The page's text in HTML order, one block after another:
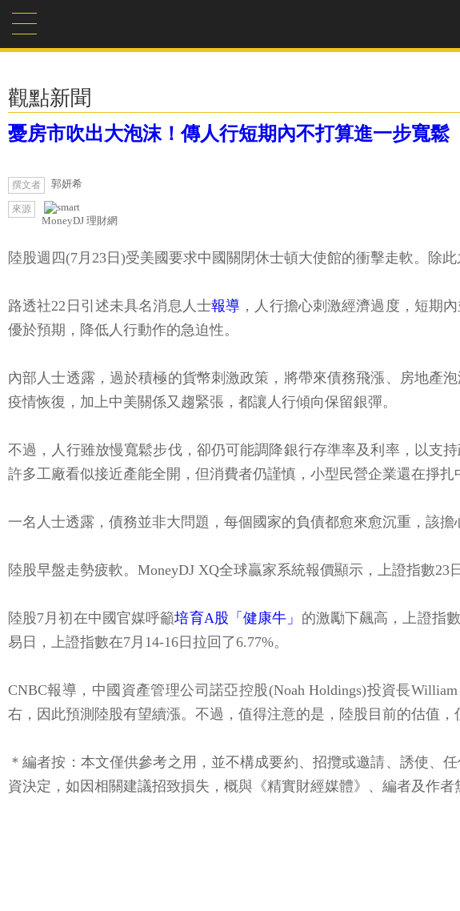
觀點新聞
憂房市吹出大泡沫！傳人行短期內不打算進一步寬鬆
撰文者 郭妍希
來源
MoneyDJ 理財網
陸股週四(7月23日)受美國要求中國關閉休士頓大使館的衝擊走軟。除
路透社22日引述未具名消息人士報導 ，人行擔心刺激經濟過度，短期
優於預期，降低人行動作的急迫性。
內部人士透露，過於積極的貨幣刺激政策，將帶來債務飛漲、房地產
疫情恢復，加上中美關係又趨緊張，都讓人行傾向保留銀彈。
不過，人行雖放慢寬鬆步伐，卻仍可能調降銀行存準率及利率，以支
許多工廠看似接近產能全開，但消費者仍謹慎，小型民營企業還在掙扎
一名人士透露，債務並非大問題，每個國家的負債都愈來愈沉重，該
陸股早盤走勢疲軟。MoneyDJ XQ全球贏家系統報價顯示，上證指數23
陸股7月初在中國官媒呼籲培育A股「健康牛」 的激勵下飆高，上證指
易日，上證指數在7月14-16日拉回了6.77%。
CNBC報導，中國資產管理公司諾亞控股(Noah Holdings)投資長
右，因此預測陸股有望續漲。不過，值得注意的是，陸股目前的估值，
＊編者按：本文僅供參考之用，並不構成要約、招攬或邀請、誘使、
資決定，如因相關建議招致損失，概與《精實財經媒體》、編者及作者